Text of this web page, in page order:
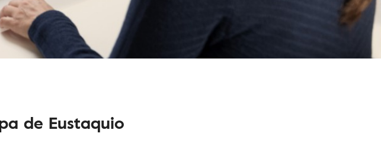
de Eustaquio